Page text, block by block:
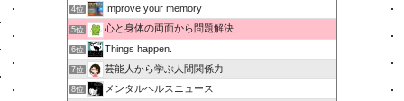
4位 Improve your memory
5位 心と身体の両面から問題解決
6位 Things happen.
7位 芸能人から学ぶ人間関係力
8位 メンタルヘルスニュース